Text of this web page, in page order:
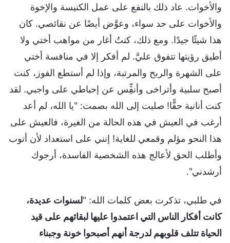
والأخوات. عاد ذلك بالنفع على عمل الكنيسة والإخوة
والأخوات على حد سواء، وعوَّض أيضًا عن نقائصي. كان
هذا شيئًا جيدًا. ومع ذلك، كنتُ أغار من مواهب أختي ولا
أطيق رؤيتها تتفوق عليَّ. لم أفكر إلا في منافسة أختي
على الشهرة والربح والمرتبة، وإذا لم أستطع الفوز، كنت
أصبح سلبية وأتراخى وأنفِِّس عن إحباطي على واجبي. لقد
كنت أنانية حقًّا! صليت إلى الله بصمت: "يا الله، لم أعد
أرغب في العيش في هذه الحالة من الغيرة، فالعيش على
هذا النحو مؤلم وقمعي للغاية! إنني على استعداد لأن أتوب
وأطلب الحق لأعالج هذه الشخصية الفاسدة، أرجوك
أرشدني".
في طلبي، تذكرت بعض كلمات الله: "لسنوات عديدة،
كانت أفكار الناس التي اعتمدوا عليها لبقائهم على قيد
الحياة تتلف قلوبهم لدرجة أنهم أصبحوا خونة وجبناء